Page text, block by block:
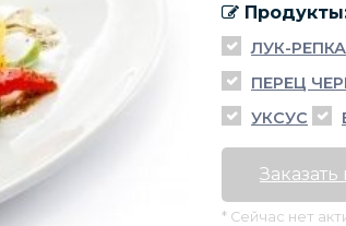
ЛУК-РЕПКА
ПЕРЕЦ
УКСУС
* Сейчас нет